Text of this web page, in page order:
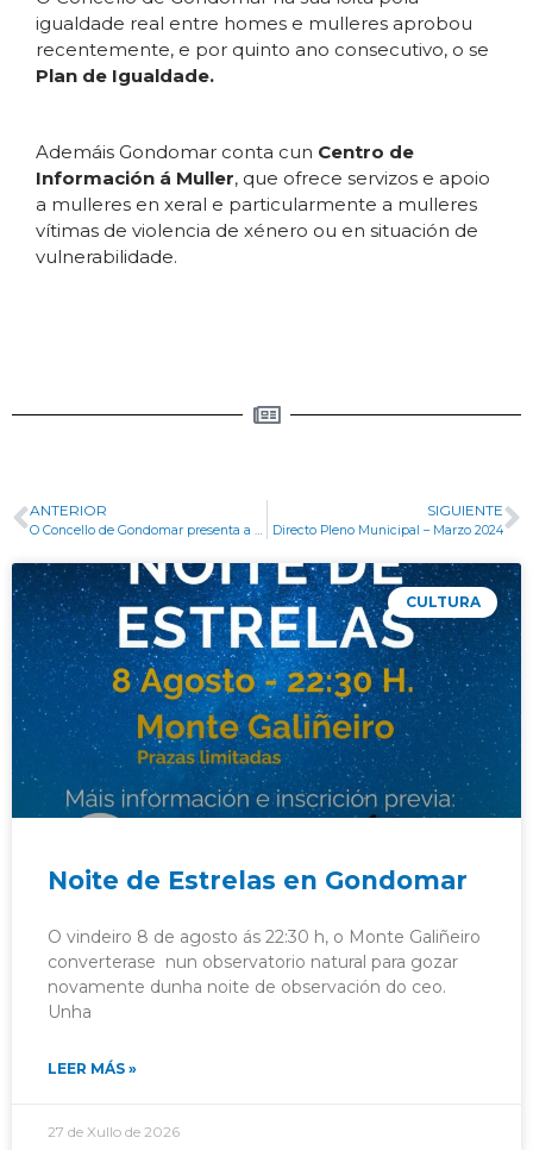
igualdade real entre homes e mulleres aprobou
recentemente, e por quinto ano consecutivo, o se
Plan de Igualdade.
Ademáis Gondomar conta cun Centro de
Información á Muller, que ofrece servizos e apoio
a mulleres en xeral e particularmente a mulleres
vítimas de violencia de xénero ou en situación de
vulnerabilidade.
ANTERIOR
O Concello de Gondomar presenta a súa nova marca
SIGUIENTE
Directo Pleno Municipal – Marzo 2024
CULTURA
Noite de Estrelas en Gondomar
O vindeiro 8 de agosto ás 22:30 h, o Monte Galiñeiro
converterase nun observatorio natural para gozar
novamente dunha noite de observación do ceo.
Unha
LEER MÁS »
27 de Xullo de 2026